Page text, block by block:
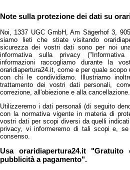
Note sulla protezione dei dati su
Noi, 1337 UGC GmbH, Am Sägerhof 3,
siamo lieti che stiate visitando
sicurezza dei vostri dati sono per noi
informativa sulla privacy
informazioni raccogliamo durante la
oraridiapertura24.it, come e per quale
con chi le condividiamo. Illustriamo
trattamento dei vostri dati personali,
correzione, all'obiezione e alla cancellazione.
Utilizzeremo i dati personali (di seguito
con la normativa vigente in materia di
vostri dati per scopi diversi da quelli
privacy, vi informeremo di tali scopi e,
consenso.
Usa oraridiapertura24.it
pubblicità a pagamento".